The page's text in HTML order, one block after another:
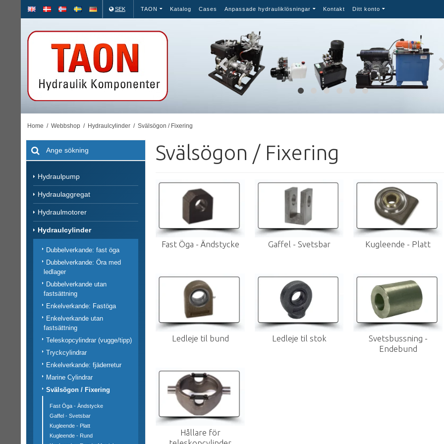
SEK TAON Katalog Cases Anpassade hydrauliklösningar Kontakt Ditt konto
Home / Webbshop / Hydraulcylinder / Svälsögon / Fixering
Hydraulpump
Hydraulaggregat
Hydraulmotorer
Hydraulcylinder
Dubbelverkande: fast öga
Dubbelverkande: Öra med
ledlager
Dubbelverkande utan
fastsättning
Enkelverkande: Fastöga
Enkelverkande utan
fastsättning
Teleskopcylindrar (vugge/tipp)
Tryckcylindrar
Enkelverkande: fjäderretur
Marine Cylindrar
Svälsögon / Fixering
Fast Öga - Ändstycke
Gaffel - Svetsbar
Kugleende - Platt
Kugleende - Rund
Svälsögon / Fixering
Fast Öga - Ändstycke Gaffel - Svetsbar Kugleende - Platt
Ledleje til bund Ledleje til stok
Svetsbussning -
Endebund
Hållare för